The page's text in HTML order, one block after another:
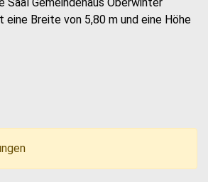
eine Breite von 5,80 m und eine Höhe